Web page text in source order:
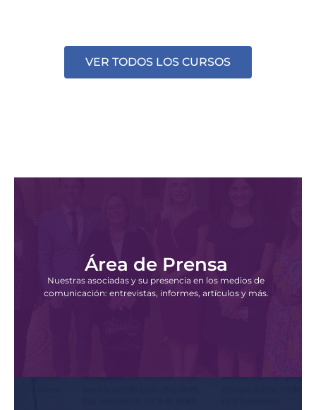
VER TODOS LOS CURSOS
Área de Prensa
Nuestras asociadas y su presencia en los medios de
comunicación: entrevistas, informes, artículos y más.